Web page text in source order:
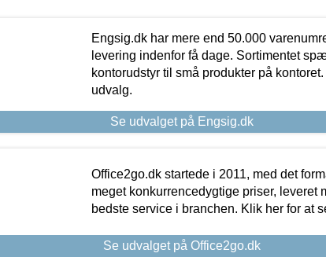
Engsig.dk har mere end 50.000
levering indenfor få dage. Sortimentet
kontorudstyr til små produkter på
udvalg.
Se udvalget på Engsig.dk
Office2go.dk startede i 2011, med det
meget konkurrencedygtige priser, leveret
bedste service i branchen. Klik her for at
Se udvalget på Office2go.dk